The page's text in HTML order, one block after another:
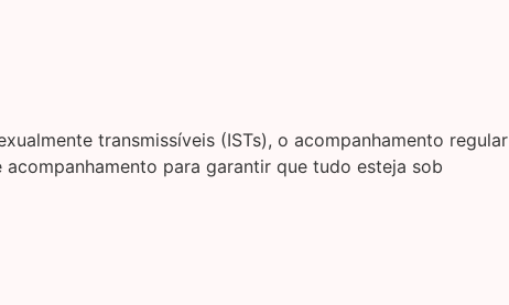
transmissíveis (ISTs), o acompanhamento regular
para garantir que tudo esteja sob